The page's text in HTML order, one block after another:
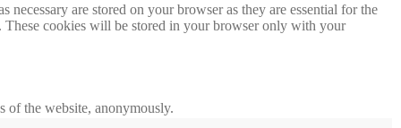
are stored on your browser as they are essential for the
These cookies will be stored in your browser only with your
of the website, anonymously.